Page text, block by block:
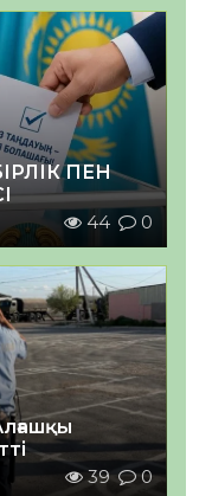
ПЕН
44 0
39 0